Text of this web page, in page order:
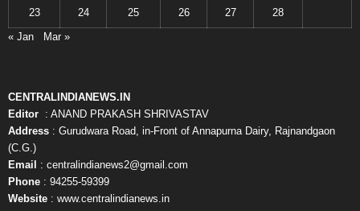
23 24 25 26 27
28
« Jan
Mar »
CENTRALINDIANEWS.IN
Editor : ANAND PRAKASH SHRIVASTAV
Address : Gurudwara Road, in-Front of Annapurna Dairy, Rajnandgaon
(C.G.)
Email
: centralindianews2@gmail.com
Phone : 94255-59399
Website : www.centralindianews.in